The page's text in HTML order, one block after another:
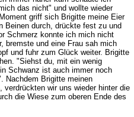
das nicht" und wollte wieder
griff sich Brigitte meine Eier
Beinen durch, drückte fest zu und
Schmerz konnte ich mich nicht
bremste und eine Frau sah mich
und fuhr zum Glück weiter. Brigitte
"Siehst du, mit ein wenig
Schwanz ist auch immer noch
Nachdem Brigitte meinen
verdrückten wir uns wieder hinter die
die Wiese zum oberen Ende des